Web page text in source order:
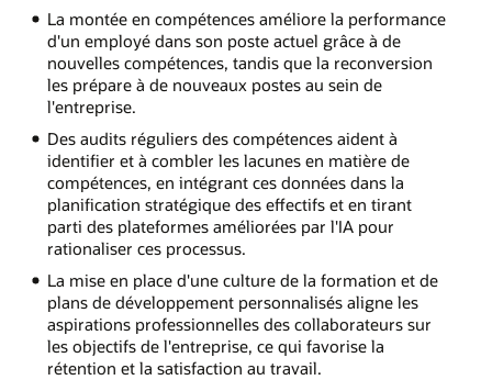
La montée en compétences améliore la performance
d'un employé dans son poste actuel grâce à de
nouvelles compétences, tandis que la reconversion
les prépare à de nouveaux postes au sein de
l'entreprise.
Des audits réguliers des compétences aident à
identifier et à combler les lacunes en matière de
compétences, en intégrant ces données dans la
planification stratégique des effectifs et en tirant
parti des plateformes améliorées par l'IA pour
rationaliser ces processus.
La mise en place d'une culture de la formation et de
plans de développement personnalisés aligne les
aspirations professionnelles des collaborateurs sur
les objectifs de l'entreprise, ce qui favorise la
rétention et la satisfaction au travail.